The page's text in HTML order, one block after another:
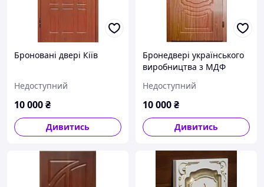
Броновані двері Кіїв
Недоступний
10 000₴
Дивитись
Бронедвері українського
виробництва з МДФ
Недоступний
10 000₴
Дивитись